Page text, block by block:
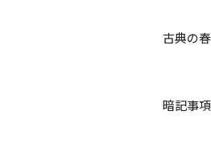
古典の
暗記事